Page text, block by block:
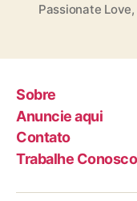
Passionate Love,
Sobre
Anuncie aqui
Contato
Trabalhe Conosco